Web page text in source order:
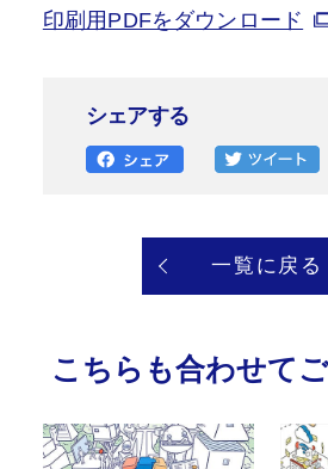
印刷用PDFをダウンロード
シェアする
一覧に戻る
こちらも合わせて